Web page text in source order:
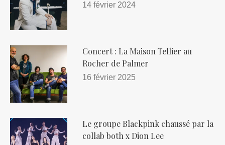
14 février 2024
Concert : La Maison Tellier au
Rocher de Palmer
16 février 2025
Le groupe Blackpink chaussé par la
collab both x Dion Lee